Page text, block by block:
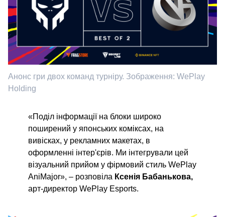
Анонс гри двох команд турніру. Зображення: WePlay
Holding
«Поділ інформації на блоки широко
поширений у японських коміксах, на
вивісках, у рекламних макетах, в
оформленні інтер'єрів. Ми інтегрували цей
візуальний прийом у фірмовий стиль WePlay
AniMajor», – розповіла Ксенія Бабанькова,
арт-директор WePlay Esports.